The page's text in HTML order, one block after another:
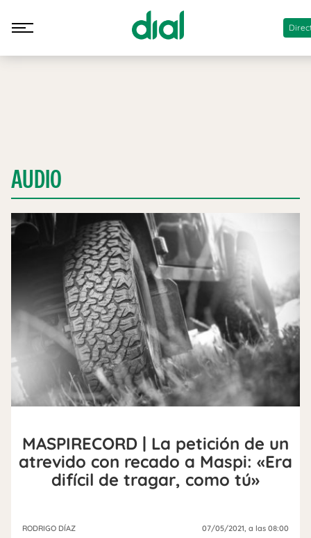
AUDIO
MASPIRECORD | La petición de un
atrevido con recado a Maspi: «Era
difícil de tragar, como tú»
RODRIGO DÍAZ 07/05/2021 , a las 08:00